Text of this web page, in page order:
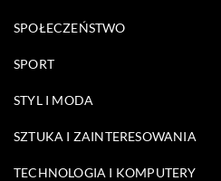
SPOŁECZEŃSTWO
SPORT
STYL I MODA
SZTUKA I ZAINTERESOWANIA
TECHNOLOGIA I KOMPUTERY